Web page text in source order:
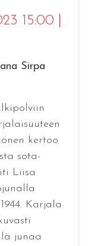
15:00
Sirpa
kertoo
sota-
Liisa
Karjala
junaa